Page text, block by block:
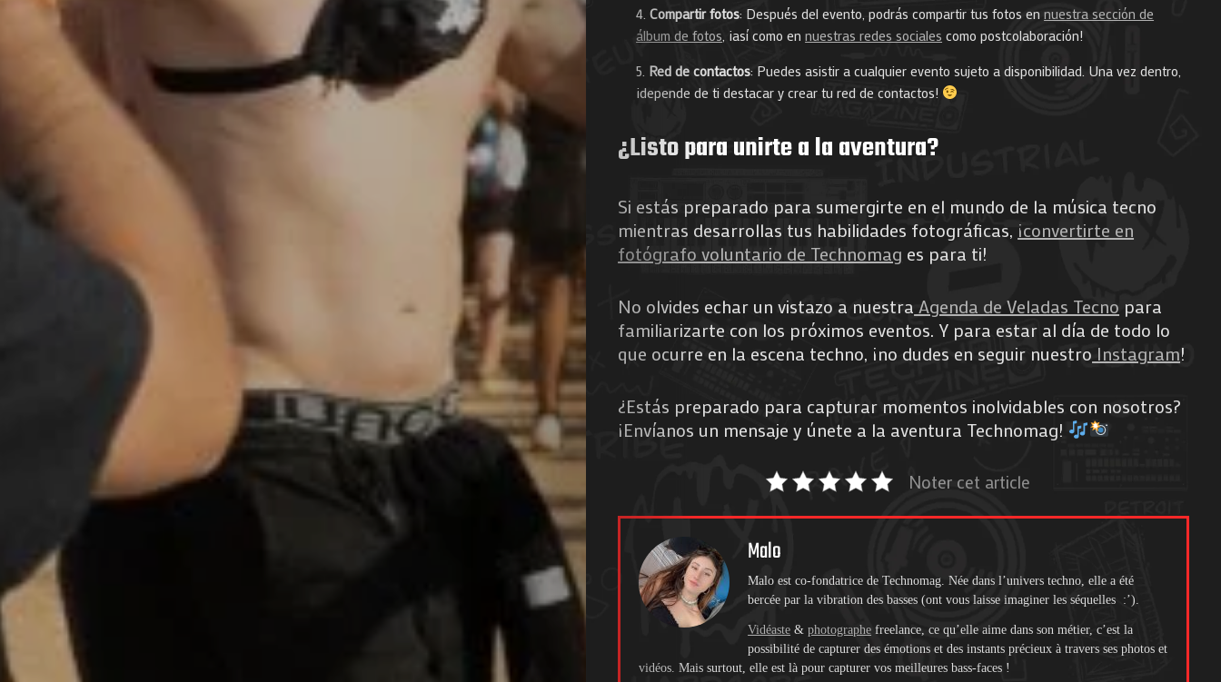
Compartir fotos: Después del evento, podrás compartir tus fotos ennuestra sección de
álbum de fotos , ¡así como ennuestras redes sociales como postcolaboración!
Red de contactos: Puedes asistir a cualquier evento sujeto a disponibilidad. Una vez dentro,
¡depende de ti destacar y crear tu red de contactos!
¿Listo para unirte a la aventura?
Si estás preparado para sumergirte en el mundo de la música tecno
mientras desarrollas tus habilidades fotográficas, ¡convertirte en
fotógrafo voluntario de Technomag es para ti!
No olvides echar un vistazo a nuestra Agenda de Veladas Tecno para
familiarizarte con los próximos eventos. Y para estar al día de todo lo
que ocurre en la escena techno, ¡no dudes en seguir nuestro Instagram!
¿Estás preparado para capturar momentos inolvidables con nosotros?
¡Envíanos un mensaje y únete a la aventura Technomag!
Noter cet article
Malo
Malo est co-fondatrice de Technomag. Née dans l’univers techno, elle a été
bercée par la vibration des basses (ont vous laisse imaginer les séquelles :’).
Vidéaste &photographe freelance, ce qu’elle aime dans son métier, c’est la
possibilité de capturer des émotions et des instants précieux à travers ses photos et
vidéos. Mais surtout, elle est là pour capturer vos meilleures bass-faces !